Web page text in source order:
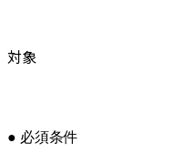
対象
● 必須条件